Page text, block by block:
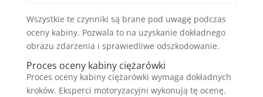
Wszystkie te czynniki są brane pod uwagę podczas
oceny kabiny. Pozwala to na uzyskanie dokładnego
obrazu zdarzenia i sprawiedliwe odszkodowanie.
Proces oceny kabiny ciężarówki
Proces oceny kabiny ciężarówki wymaga dokładnych
kroków. Eksperci motoryzacyjni wykonują tę ocenę.